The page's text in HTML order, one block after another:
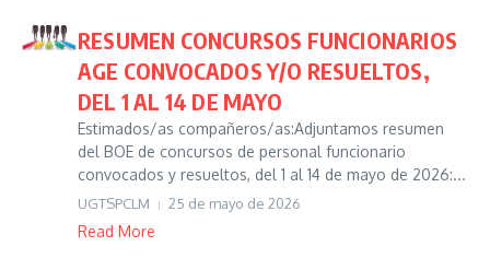
RESUMEN CONCURSOS FUNCIONARIOS
AGE CONVOCADOS Y/O RESUELTOS,
DEL 1 AL 14 DE MAYO
Estimados/as compañeros/as:Adjuntamos resumen
del BOE de concursos de personal funcionario
convocados y resueltos, del 1 al 14 de mayo de 2026:...
UGTSPCLM 25 de mayo de 2026
Read More